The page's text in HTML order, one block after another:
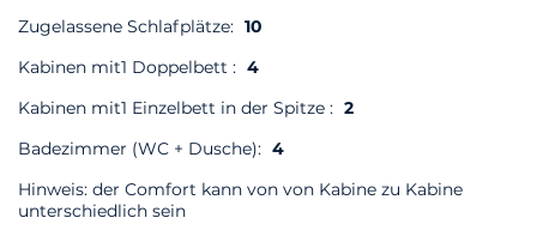
Zugelassene Schlafplätze: 10
Kabinen mit1 Doppelbett : 4
Kabinen mit1 Einzelbett in der Spitze : 2
Badezimmer (WC + Dusche): 4
Hinweis: der Comfort kann von von Kabine zu Kabine
unterschiedlich sein